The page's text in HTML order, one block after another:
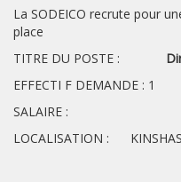
La SODEICO recrute pour
place
TITRE DU POSTE :
EFFECTI F DEMANDE : 1
SALAIRE :
LOCALISATION :